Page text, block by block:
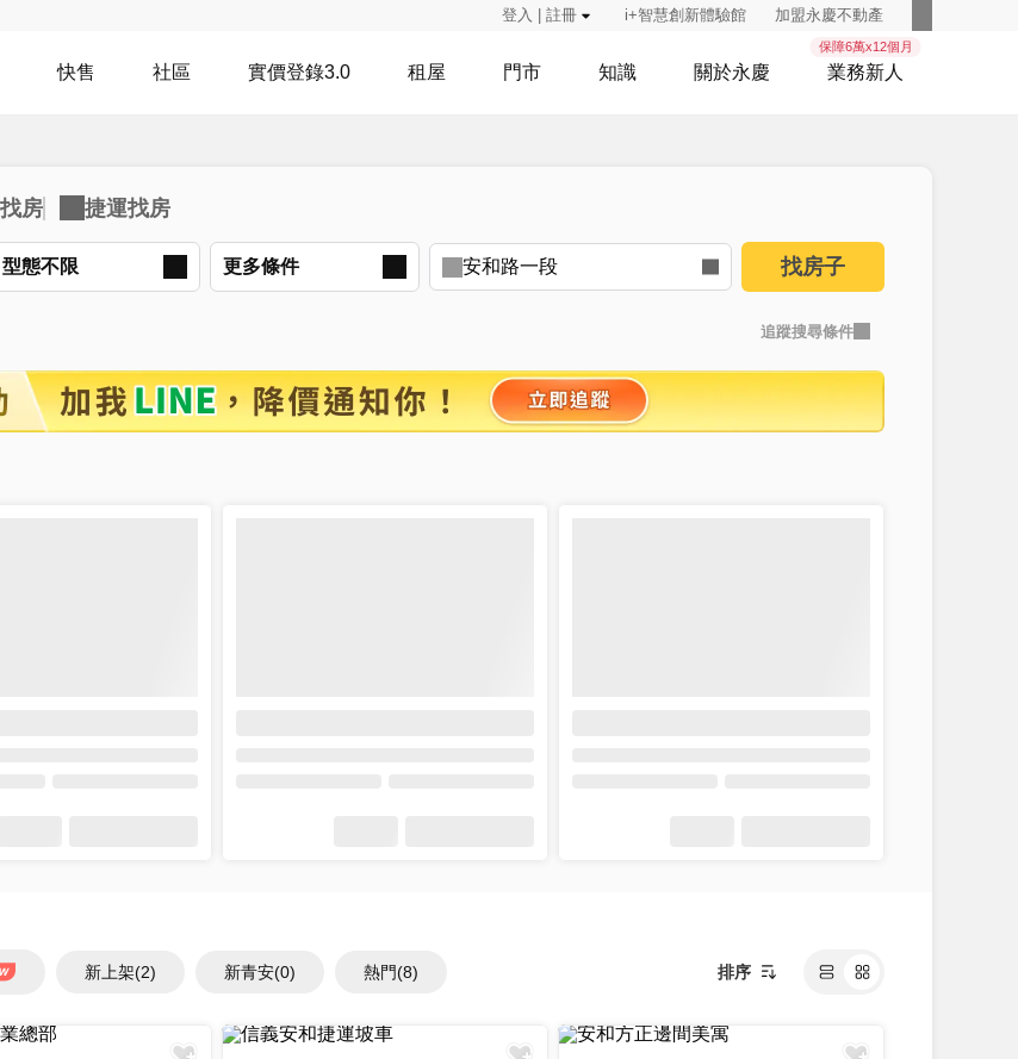
登入 | 註冊 i+智慧創新體驗館 加盟永慶不動產
快售 社區 實價登錄3.0 租屋 門市 知識 關於永慶
保障6萬x12個月
業務新人
型態不限 更多條件 找房子
追蹤搜尋條件
新上架(2) 新青安(0) 熱門(8)